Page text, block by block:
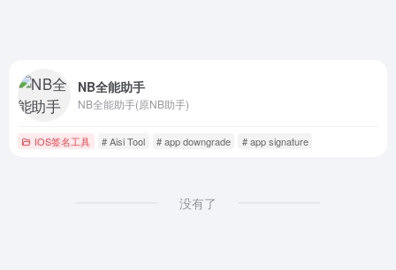
NB全能助手
NB全能助手(原NB助手)
IOS签名工具 # Aisi Tool # app downgrade # app signature
没有了